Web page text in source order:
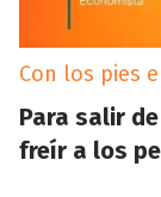
Con los pies
Para salir
freír a los